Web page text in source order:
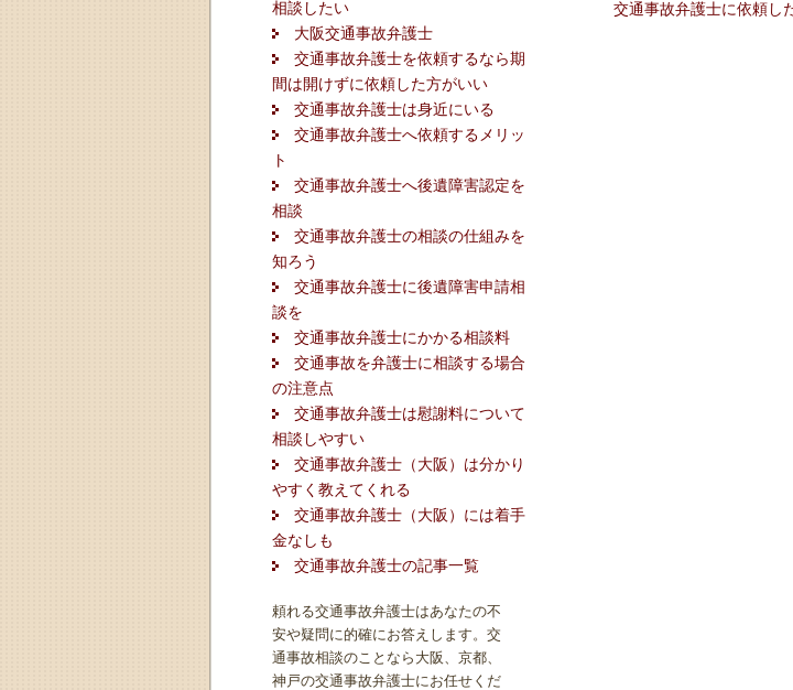
相談したい
大阪交通事故弁護士
交通事故弁護士を依頼するなら期
間は開けずに依頼した方がいい
交通事故弁護士は身近にいる
交通事故弁護士へ依頼するメリッ
ト
交通事故弁護士へ後遺障害認定を
相談
交通事故弁護士の相談の仕組みを
知ろう
交通事故弁護士に後遺障害申請相
談を
交通事故弁護士にかかる相談料
交通事故を弁護士に相談する場合
の注意点
交通事故弁護士は慰謝料について
相談しやすい
交通事故弁護士（大阪）は分かり
やすく教えてくれる
交通事故弁護士（大阪）には着手
金なしも
交通事故弁護士の記事一覧
頼れる交通事故弁護士はあなたの不
安や疑問に的確にお答えします。交
通事故相談のことなら大阪、京都、
神戸の交通事故弁護士にお任せくだ
交通事故弁護士に依頼し